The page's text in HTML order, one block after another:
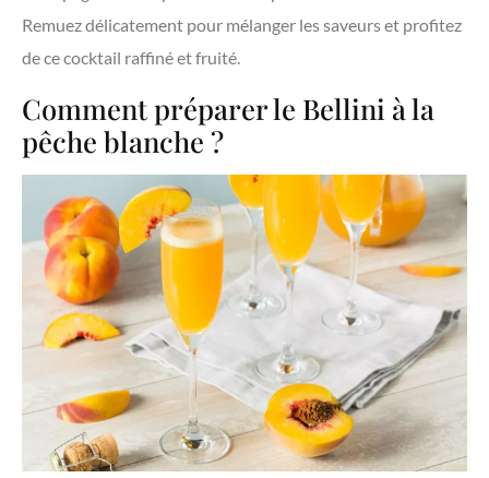
Remuez délicatement pour mélanger les saveurs et profitez
de ce cocktail raffiné et fruité.
Comment préparer le Bellini à la
pêche blanche ?